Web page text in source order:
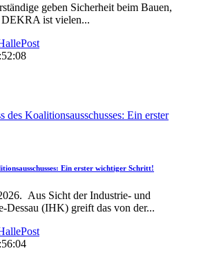
geben Sicherheit beim Bauen,
DEKRA ist vielen...
Ein erster wichtiger Schritt!
Aus Sicht der Industrie- und
Dessau (IHK) greift das von der...